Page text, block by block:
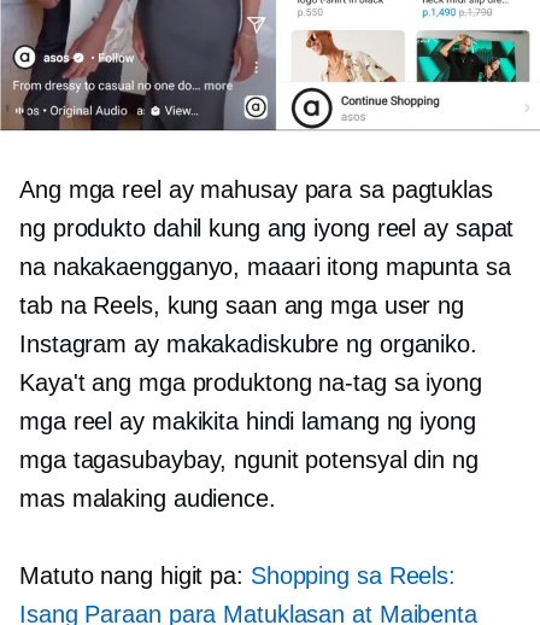
Ang mga reel ay mahusay para sa pagtuklas
ng produkto dahil kung ang iyong reel ay sapat
na nakakaengganyo, maaari itong mapunta sa
tab na Reels, kung saan ang mga user ng
Instagram ay makakadiskubre ng organiko.
Kaya't ang mga produktong na-tag sa iyong
mga reel ay makikita hindi lamang ng iyong
mga tagasubaybay, ngunit potensyal din ng
mas malaking audience.
Matuto nang higit pa: Shopping sa Reels:
Isang Paraan para Matuklasan at Maibenta